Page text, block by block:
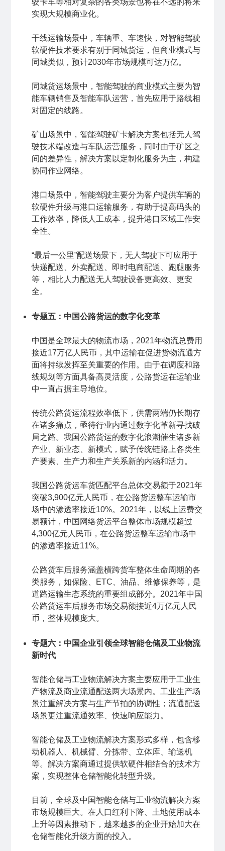
实现大规模商业化。
干线运输场景中，车辆重、车速快，对智能驾驶
软硬件技术要求有别于同城货运，但商业模式与
同城类似，预计2030年市场规模可达万亿。
同城货运场景中，智能驾驶的商业模式主要为智
能车辆销售及智能车队运营，首先应用于路线相
对固定的线路。
矿山场景中，智能驾驶矿卡解决方案包括无人驾
驶技术端改造与车队运营服务，同时由于矿区之
间的差异性，解决方案以定制化服务为主，构建
协同作业网络。
港口场景中，智能驾驶主要分为客户提供车辆的
软硬件升级与港口运输服务，有助于提高码头的
工作效率，降低人工成本，提升港口区域工作安
全性。
“最后一公里”配送场景下，无人驾驶下可应用于
快递配送、外卖配送、即时电商配送、跑腿服务
等，相比人力配送无人驾驶设备更高效、更安
全。
专题五：中国公路货运的数字化变革
中国是全球最大的物流市场，2021年物流总费用
接近17万亿人民币，其中运输在促进货物流通方
面将持续发挥至关重要的作用。由于在调度和路
线规划等方面具备高灵活度，公路货运在运输业
中一直占据主导地位。
传统公路货运流程效率低下，供需两端仍长期存
在诸多痛点，亟待行业内通过数字化革新寻找破
局之路。我国公路货运的数字化浪潮催生诸多新
产业、新业态、新模式，赋予传统链路上各类生
产要素、生产力和生产关系新的内涵和活力。
我国公路货运车货匹配平台总体交易额于2021年
突破3,900亿元人民币，在公路货运整车运输市
场中的渗透率接近10%。2021年，以线上运费交
易额计，中国网络货运平台整体市场规模超过
4,300亿元人民币，在公路货运整车运输市场中
的渗透率接近11%。
公路货车后服务涵盖横跨货车整体生命周期的各
类服务，如保险、ETC、油品、维修保养等，是
道路运输生态系统的重要组成部分。2021年中国
公路货运车后服务市场交易额接近4万亿元人民
币，整体规模庞大。
专题六：中国企业引领全球智能仓储及工业物流
新时代
智能仓储与工业物流解决方案主要应用于工业生
产物流及商业流通配送两大场景内。工业生产场
景注重解决方案与生产节拍的协调性；流通配送
场景更注重流通效率、快速响应能力。
智能仓储及工业物流解决方案形式多样，包含移
动机器人、机械臂、分拣带、立体库、输送机
等。解决方案商通过提供软硬件相结合的技术方
案，实现整体仓储智能化转型升级。
目前，全球及中国智能仓储与工业物流解决方案
市场规模巨大。在人口红利下降、土地使用成本
上升等因素推动下，越来越多的企业开始加大在
仓储智能化升级方面的投入。